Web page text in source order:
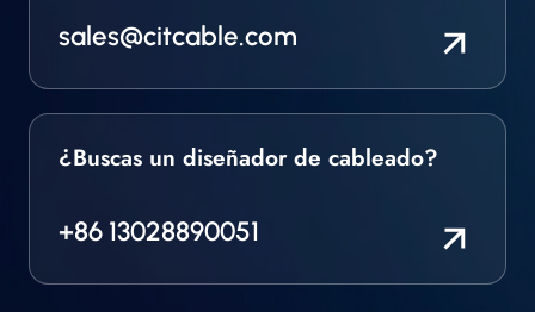
sales@citcable.com
¿Buscas un diseñador de cableado?
+86 13028890051